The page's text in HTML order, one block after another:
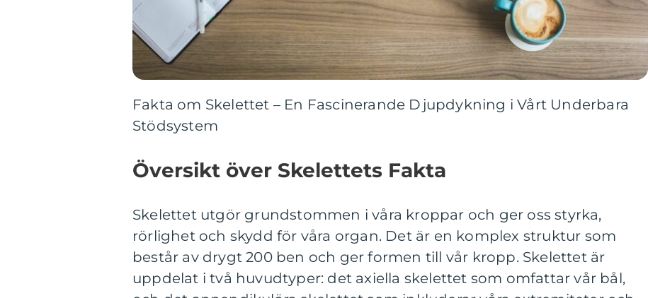
Fakta om Skelettet – En Fascinerande Djupdykning i Vårt Underbara
Stödsystem
Översikt över Skelettets Fakta
Skelettet utgör grundstommen i våra kroppar och ger oss styrka,
rörlighet och skydd för våra organ. Det är en komplex struktur som
består av drygt 200 ben och ger formen till vår kropp. Skelettet är
uppdelat i två huvudtyper: det axiella skelettet som omfattar vår bål,